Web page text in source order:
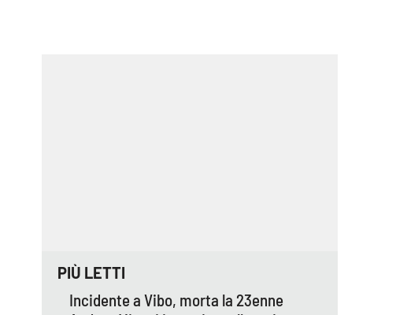
PIÙ LETTI
Incidente a Vibo, morta la 23enne